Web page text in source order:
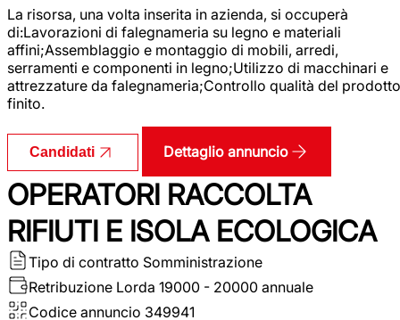
La risorsa, una volta inserita in azienda, si occuperà
di:Lavorazioni di falegnameria su legno e materiali
affini;Assemblaggio e montaggio di mobili, arredi,
serramenti e componenti in legno;Utilizzo di macchinari e
attrezzature da falegnameria;Controllo qualità del prodotto
finito.
Candidati Dettaglio annuncio
OPERATORI RACCOLTA
RIFIUTI E ISOLA ECOLOGICA
Tipo di contratto Somministrazione
Retribuzione Lorda 19000 - 20000 annuale
Codice annuncio 349941